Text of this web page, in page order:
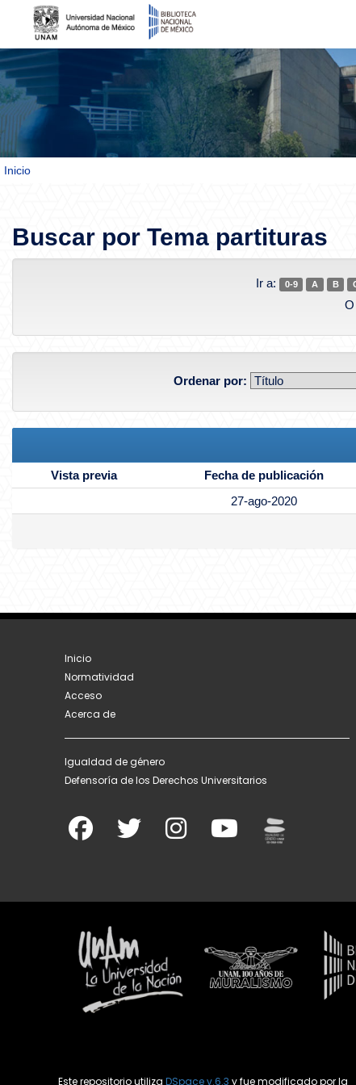
Inicio
Buscar por Tema partituras
Ir a: 0-9 A B
Ordenar por:
Vista previa Fecha de publicación
27-ago-2020
Inicio
Normatividad
Acceso
Acerca de
Igualdad de género
Defensoría de los Derechos Universitarios
Este repositorio utilizaDSpace v.6.3 y fue modificado por la